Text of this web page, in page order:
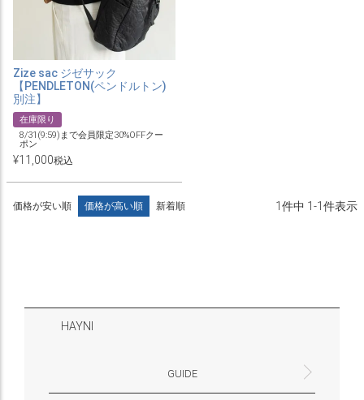
Zize sac ジゼサック
【PENDLETON(ペンドルトン)
別注】
在庫限り
8/31(9:59)まで会員限定30%OFFクー
ポン
¥11,000税込
価格が安い順 価格が高い順 新着順 1件中 1-1件表示
HAYNI
GUIDE